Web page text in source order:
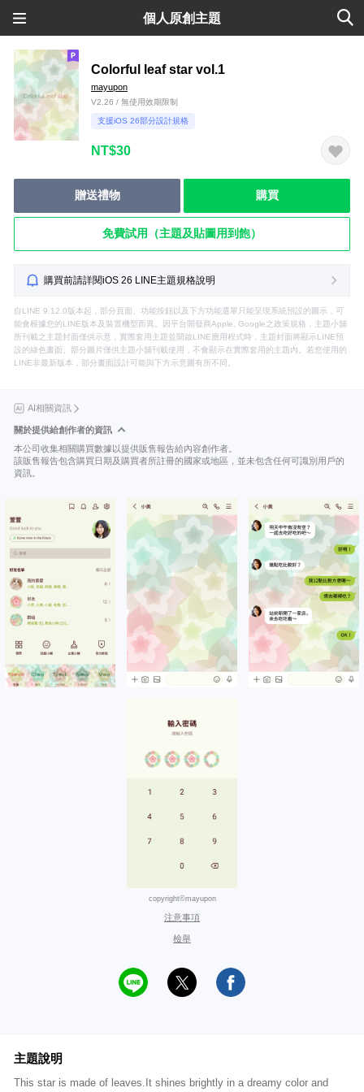
個人原創主題
Colorful leaf star vol.1
mayupon
V2.26 / 無使用效期限制
支援iOS 26部分設計規格
NT$30
贈送禮物 購買
免費試用（主題及貼圖用到飽）
購買前請詳閱iOS 26 LINE主題規格說明
自LINE 9.12.0版本起，部分頁面、功能按鈕以及下方功能選單只能呈現系統預設的圖示，可
能會根據您的LINE版本及裝置機型而異。因平台開發商Apple, Google之政策規格，主題小舖
所刊載之主題封面僅供示意，實際套用主題並開啟LINE應用程式時，主題封面將顯示LINE預
設的綠色畫面。部分圖片僅供主題小舖刊載使用，不會顯示在實際套用的主題內。若您使用的
LINE非最新版本，部分畫面設計可能與下方示意圖有所不同。
AI相關資訊
關於提供給創作者的資訊
本公司收集相關購買數據以提供販售報告給內容創作者。
該販售報告包含購買日期及購買者所註冊的國家或地區，並未包含任何可識別用戶的
資訊。
copyright©mayupon
注意事項
檢舉
主題說明
This star is made of leaves.It shines brightly in a dreamy color and